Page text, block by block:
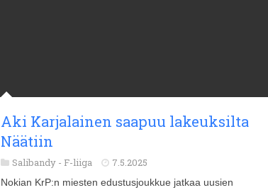
Aki Karjalainen saapuu lakeuksilta
Näätiin
Salibandy - F-liiga 7.5.2025
Nokian KrP:n miesten edustusjoukkue jatkaa uusien